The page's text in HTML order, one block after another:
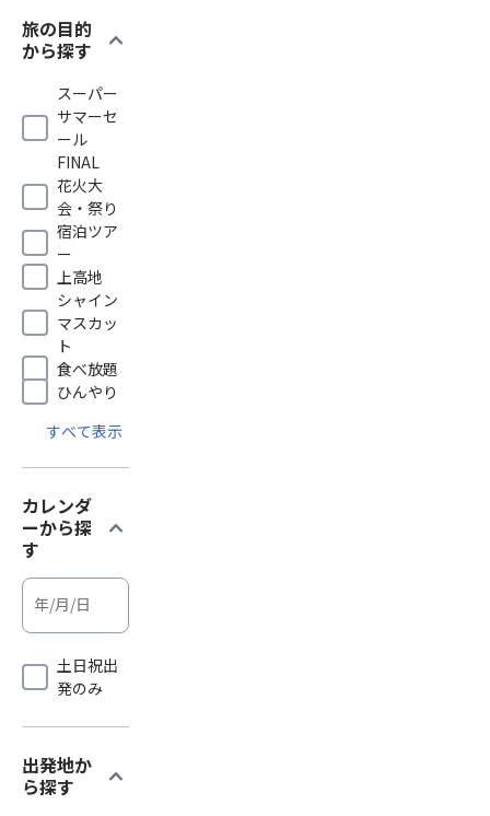
旅の目的
から探す
expand_more
スーパー
サマーセ
ール
FINAL
花火大
会・祭り
宿泊ツア
ー
上高地
シャイン
マスカッ
ト
食べ放題
ひんやり
すべて表示
カレンダ
ーから探
す
expand_more
土日祝出
発のみ
出発地か
ら探す
expand_more